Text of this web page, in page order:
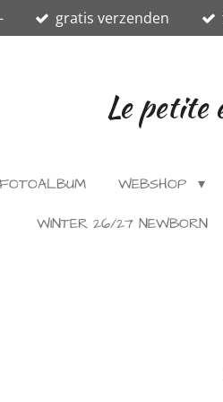
gratis verzenden
Le petite
FOTOALBUM WEBSHOP
WINTER 26/27 NEWBORN